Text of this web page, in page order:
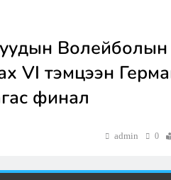
Волейболын
VI тэмцээн
финал
admin 0